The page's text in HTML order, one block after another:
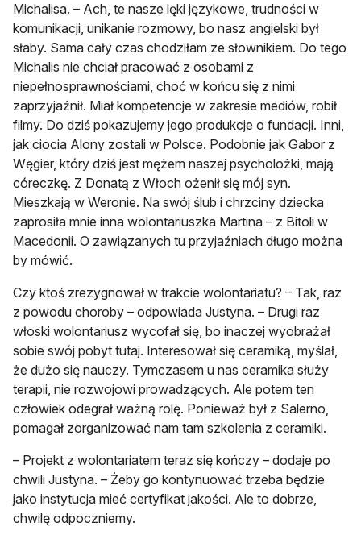
Michalisa. – Ach, te nasze lęki językowe, trudności w
komunikacji, unikanie rozmowy, bo nasz angielski był
słaby. Sama cały czas chodziłam ze słownikiem. Do tego
Michalis nie chciał pracować z osobami z
niepełnosprawnościami, choć w końcu się z nimi
zaprzyjaźnił. Miał kompetencje w zakresie mediów, robił
filmy. Do dziś pokazujemy jego produkcje o fundacji. Inni,
jak ciocia Alony zostali w Polsce. Podobnie jak Gabor z
Węgier, który dziś jest mężem naszej psycholożki, mają
córeczkę. Z Donatą z Włoch ożenił się mój syn.
Mieszkają w Weronie. Na swój ślub i chrzciny dziecka
zaprosiła mnie inna wolontariuszka Martina – z Bitoli w
Macedonii. O zawiązanych tu przyjaźniach długo można
by mówić.
Czy ktoś zrezygnował w trakcie wolontariatu? – Tak, raz
z powodu choroby – odpowiada Justyna. – Drugi raz
włoski wolontariusz wycofał się, bo inaczej wyobrażał
sobie swój pobyt tutaj. Interesował się ceramiką, myślał,
że dużo się nauczy. Tymczasem u nas ceramika służy
terapii, nie rozwojowi prowadzących. Ale potem ten
człowiek odegrał ważną rolę. Ponieważ był z Salerno,
pomagał zorganizować nam tam szkolenia z ceramiki.
– Projekt z wolontariatem teraz się kończy – dodaje po
chwili Justyna. – Żeby go kontynuować trzeba będzie
jako instytucja mieć certyfikat jakości. Ale to dobrze,
chwilę odpoczniemy.